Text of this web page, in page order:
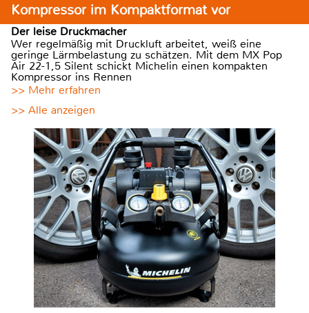
Kompressor im Kompaktformat vor
Der leise Druckmacher
Wer regelmäßig mit Druckluft arbeitet, weiß eine
geringe Lärmbelastung zu schätzen. Mit dem MX Pop
Air 22-1,5 Silent schickt Michelin einen kompakten
Kompressor ins Rennen
>> Mehr erfahren
>> Alle anzeigen